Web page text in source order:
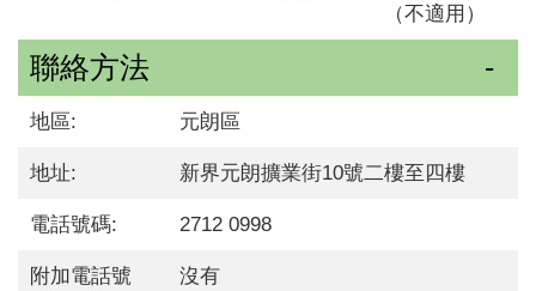
（不適用）
聯絡方法
地區: 元朗區
地址: 新界元朗擴業街10號二樓至四樓
電話號碼: 2712 0998
附加電話號
沒有